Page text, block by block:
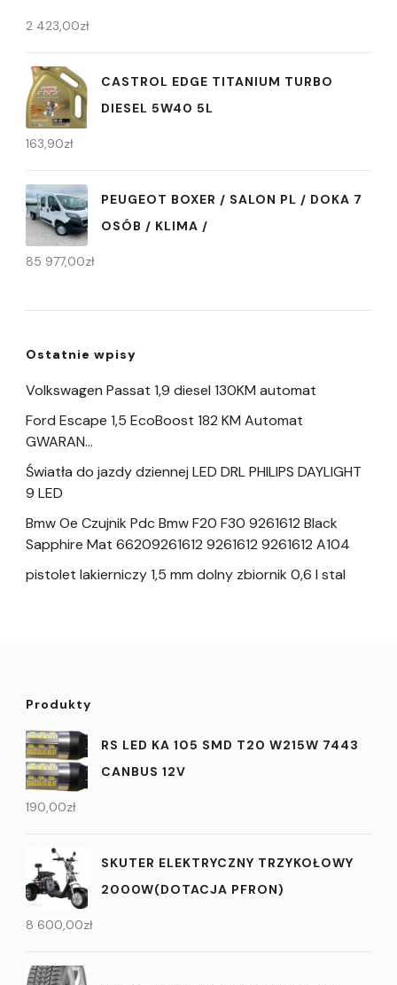
2 423,00zł
CASTROL EDGE TITANIUM TURBO
DIESEL 5W40 5L
163,90zł
PEUGEOT BOXER / SALON PL / DOKA 7
OSÓB / KLIMA /
85 977,00zł
Ostatnie wpisy
Volkswagen Passat 1,9 diesel 130KM automat
Ford Escape 1,5 EcoBoost 182 KM Automat
GWARAN…
Światła do jazdy dziennej LED DRL PHILIPS DAYLIGHT
9 LED
Bmw Oe Czujnik Pdc Bmw F20 F30 9261612 Black
Sapphire Mat 66209261612 9261612 9261612 A104
pistolet lakierniczy 1,5 mm dolny zbiornik 0,6 l stal
Produkty
RS LED KA 105 SMD T20 W215W 7443
CANBUS 12V
190,00zł
SKUTER ELEKTRYCZNY TRZYKOŁOWY
2000W(DOTACJA PFRON)
8 600,00zł